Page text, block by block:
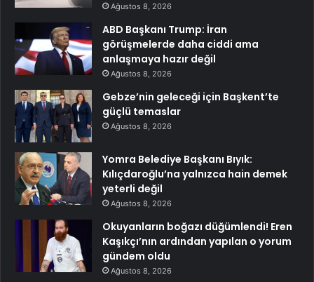
Ağustos 8, 2026
ABD Başkanı Trump: İran
görüşmelerde daha ciddi ama
anlaşmaya hazır değil
Ağustos 8, 2026
Gebze’nin geleceği için Başkent’te
güçlü temaslar
Ağustos 8, 2026
Yomra Belediye Başkanı Bıyık:
Kılıçdaroğlu’na yalnızca hain demek
yeterli değil
Ağustos 8, 2026
Okuyanların boğazı düğümlendi! Eren
Kaşıkçı’nın ardından yapılan o yorum
gündem oldu
Ağustos 8, 2026